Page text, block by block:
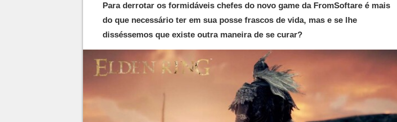
Para derrotar os formidáveis chefes do novo game da FromSoftare é mais
do que necessário ter em sua posse frascos de vida, mas e se lhe
disséssemos que existe outra maneira de se curar?